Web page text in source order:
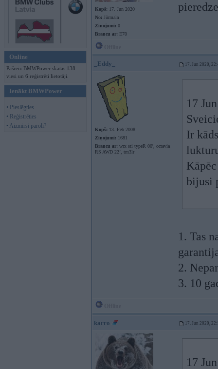
Online
Pašreiz BMWPower skatās 138
viesi un 6 reģistrēti lietotāji.
Ienākt BMWPower
• Pieslēgties
• Reģistrēties
• Aizmirsi paroli?
Kopš: 17. Jun 2020
No: Jūrmala
Ziņojumi: 0
Braucu ar: E70
_Eddy_ 17. Jun 2020,
Kopš: 13. Feb 2008
Ziņojumi: 1681
Braucu ar: wrx sti typeR 00', octavia
RS AWD 22’, tm3lr
17
Ir
bijusi
1. Tas
2.
3. 10
karro 17. Jun 2020,
17